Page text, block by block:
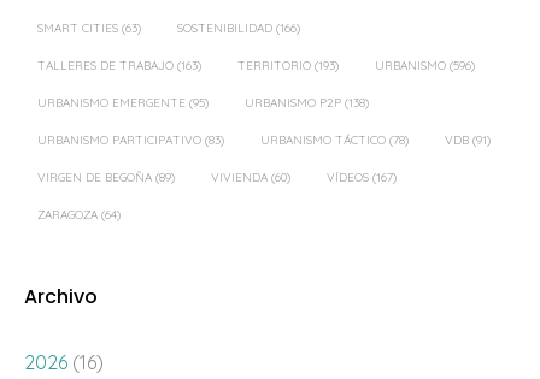
SMART CITIES (63) SOSTENIBILIDAD (166)
TALLERES DE TRABAJO (163) TERRITORIO (193) URBANISMO (596)
URBANISMO EMERGENTE (95) URBANISMO P2P (138)
URBANISMO PARTICIPATIVO (83) URBANISMO TÁCTICO (78) VDB (91)
VIRGEN DE BEGOÑA (89) VIVIENDA (60) VÍDEOS (167)
ZARAGOZA (64)
Archivo
2026 (16)